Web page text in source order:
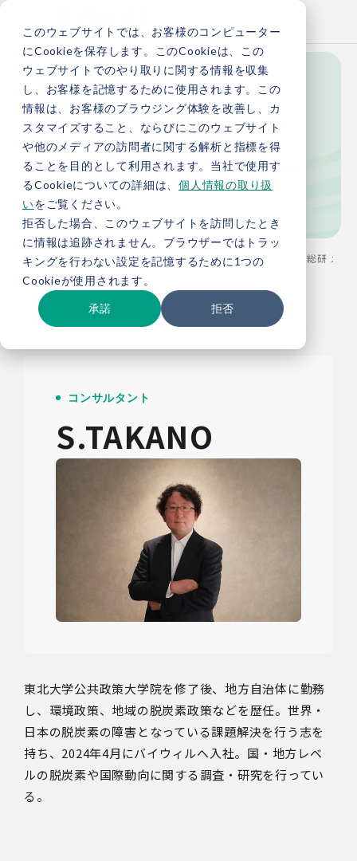
このウェブサイトでは、お客様のコンピューター
にCookieを保存します。このCookieは、この
ウェブサイトでのやり取りに関する情報を収集
し、お客様を記憶するために使用されます。この
情報は、お客様のブラウジング体験を改善し、カ
スタマイズすること、ならびにこのウェブサイト
や他のメディアの訪問者に関する解析と指標を得
ることを目的として利用されます。当社で使用す
るCookieについての詳細は、 個人情報の取り扱
いをご覧ください。
拒否した場合、このウェブサイトを訪問したとき
に情報は追跡されません。ブラウザーではトラッ
キングを行わない設定を記憶するために1つの
Cookieが使用されます。
承諾 拒否
カーボンニュート
ラル総研 メンバー
TOP カーボンニュートラル総研 カーボンニュートラル総研 メン
コンサルタント
S.TAKANO
東北大学公共政策大学院を修了後、地方自治体に勤務
し、環境政策、地域の脱炭素政策などを歴任。世界・
日本の脱炭素の障害となっている課題解決を行う志を
持ち、2024年4月にバイウィルへ入社。国・地方レベ
ルの脱炭素や国際動向に関する調査・研究を行ってい
る。